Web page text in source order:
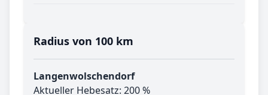
Radius von 100 km
Langenwolschendorf
Aktueller Hebesatz: 200 %